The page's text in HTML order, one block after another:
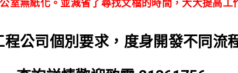
室無紙化。並減省了尋找文檔的時間，大大提高工
程公司個別要求，度身開發不同流